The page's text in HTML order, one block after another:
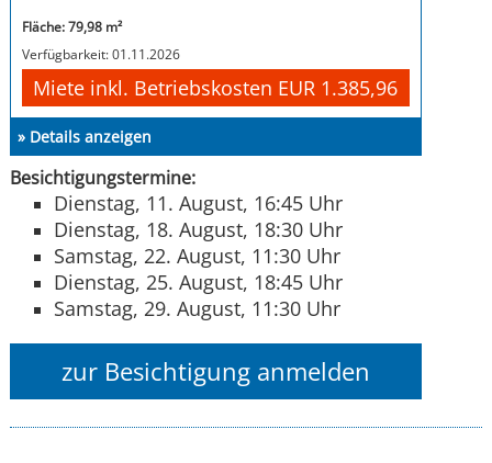
Fläche: 79,98 m²
Verfügbarkeit: 01.11.2026
Miete inkl. Betriebskosten EUR 1.385,96
» Details anzeigen
Besichtigungstermine:
Dienstag, 11. August, 16:45 Uhr
Dienstag, 18. August, 18:30 Uhr
Samstag, 22. August, 11:30 Uhr
Dienstag, 25. August, 18:45 Uhr
Samstag, 29. August, 11:30 Uhr
zur Besichtigung anmelden